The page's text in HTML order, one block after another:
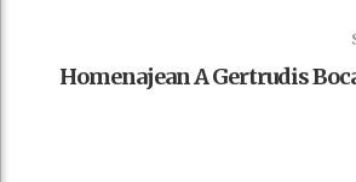
Homenajean A Gertrudis